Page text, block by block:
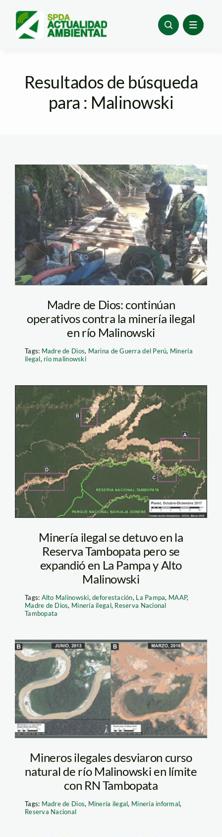
content
Resultados de búsqueda
para : Malinowski
FOTO ANDINA 2
Madre de Dios: continúan
operativos contra la minería ilegal
en río Malinowski
Tags: Madre de Dios, Marina de Guerra del Perú, Minería
ilegal, río malinowski
Minería ilegal se detuvo en la
Reserva Tambopata pero se
expandió en La Pampa y Alto
Malinowski
Tags: Alto Malinowski,deforestación, La Pampa, MAAP,
Madre de Dios, Minería ilegal, Reserva Nacional
Tambopata
minería en tambopata
– MAAP
Mineros ilegales desviaron curso
natural de río Malinowski en límite
con RN Tambopata
Tags: Madre de Dios, Minería ilegal, Minería informal,
Reserva Nacional